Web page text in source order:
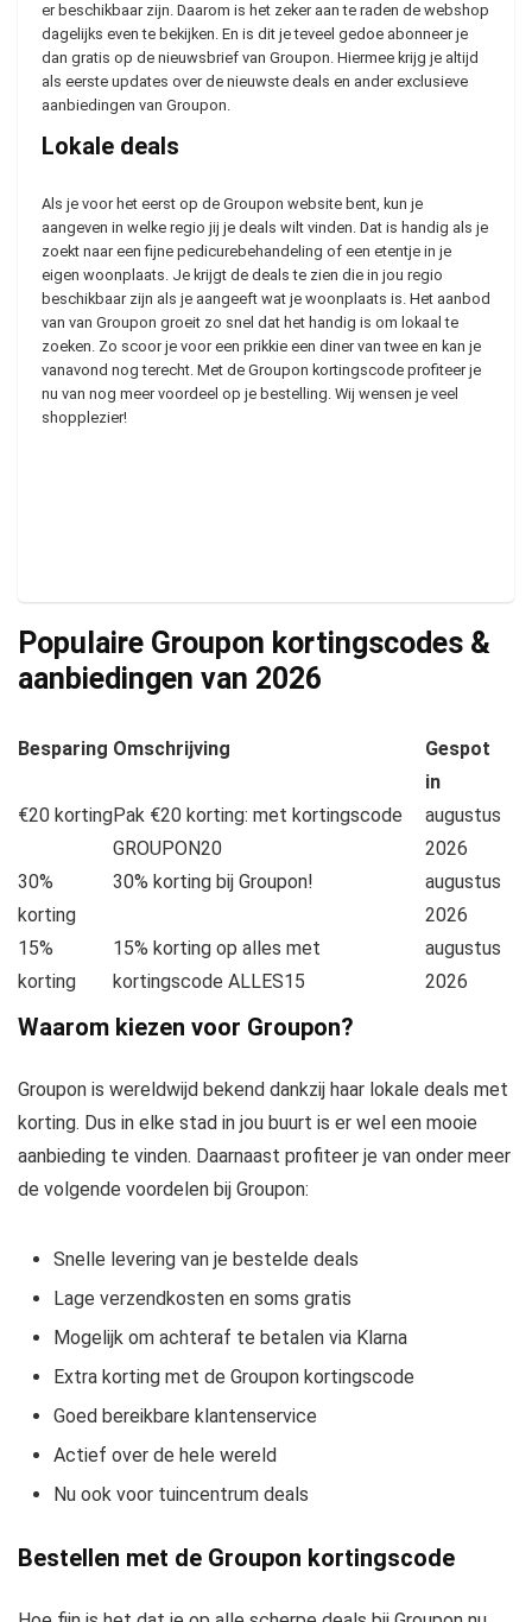
er beschikbaar zijn. Daarom is het zeker aan te raden de webshop
dagelijks even te bekijken. En is dit je teveel gedoe abonneer je
dan gratis op de nieuwsbrief van Groupon. Hiermee krijg je altijd
als eerste updates over de nieuwste deals en ander exclusieve
aanbiedingen van Groupon.
Lokale deals
Als je voor het eerst op de Groupon website bent, kun je
aangeven in welke regio jij je deals wilt vinden. Dat is handig als je
zoekt naar een fijne pedicurebehandeling of een etentje in je
eigen woonplaats. Je krijgt de deals te zien die in jou regio
beschikbaar zijn als je aangeeft wat je woonplaats is. Het aanbod
van van Groupon groeit zo snel dat het handig is om lokaal te
zoeken. Zo scoor je voor een prikkie een diner van twee en kan je
vanavond nog terecht. Met de Groupon kortingscode profiteer je
nu van nog meer voordeel op je bestelling. Wij wensen je veel
shopplezier!
Populaire Groupon kortingscodes &
aanbiedingen van 2026
Besparing Omschrijving
Gespot
in
€20 kortingPak €20 korting: met kortingscode
GROUPON20
augustus
2026
30%
korting
30% korting bij Groupon!
augustus
2026
15%
korting
15% korting op alles met
kortingscode ALLES15
augustus
2026
Waarom kiezen voor Groupon?
Groupon is wereldwijd bekend dankzij haar lokale deals met
korting. Dus in elke stad in jou buurt is er wel een mooie
aanbieding te vinden. Daarnaast profiteer je van onder meer
de volgende voordelen bij Groupon:
Snelle levering van je bestelde deals
Lage verzendkosten en soms gratis
Mogelijk om achteraf te betalen via Klarna
Extra korting met de Groupon kortingscode
Goed bereikbare klantenservice
Actief over de hele wereld
Nu ook voor tuincentrum deals
Bestellen met de Groupon kortingscode